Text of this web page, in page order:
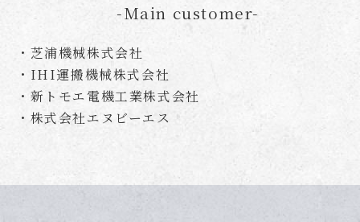
-Main customer-
・芝浦機械株式会社
・IHI運搬機械株式会社
・新トモエ電機工業株式会社
・株式会社エヌビーエス